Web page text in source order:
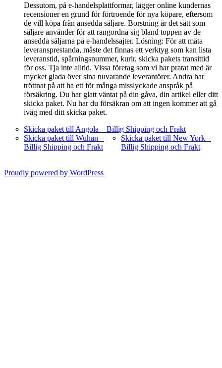
Dessutom, på e-handelsplattformar, lägger online kundernas
recensioner en grund för förtroende för nya köpare, eftersom
de vill köpa från ansedda säljare. Borstning är det sätt som
säljare använder för att rangordna sig bland toppen av de
ansedda säljarna på e-handelssajter. Lösning: För att mäta
leveransprestanda, måste det finnas ett verktyg som kan lista
leveranstid, spårningsnummer, kurir, skicka pakets transittid
för oss. Tja inte alltid. Vissa företag som vi har pratat med är
mycket glada över sina nuvarande leverantörer. Andra har
tröttnat på att ha ett för många misslyckade anspråk på
försäkring. Du har glatt väntat på din gåva, din artikel eller ditt
skicka paket. Nu har du försäkran om att ingen kommer att gå
iväg med ditt skicka paket.
Skicka paket till Angola – Billig Shipping och Frakt
Skicka paket till Wuhan –
Billig Shipping och Frakt
Skicka paket till New York –
Billig Shipping och Frakt
Proudly powered by WordPress